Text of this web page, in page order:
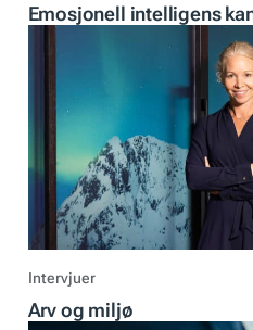
Emosjonell intelligens
Intervjuer
Arv og miljø